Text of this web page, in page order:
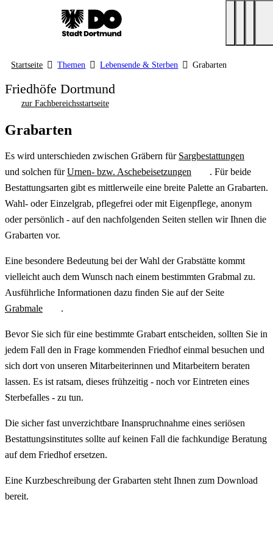
Startseite Themen Lebensende & Sterben Grabarten
Friedhöfe Dortmund
zur Fachbereichsstartseite
Grabarten
Es wird unterschieden zwischen Gräbern für Sargbestattungen
und solchen fürUrnen- bzw. Aschebeisetzungen
. Für beide
Bestattungsarten gibt es mittlerweile eine breite Palette an Grabarten.
Wahl- oder Einzelgrab, pflegefrei oder mit Eigenpflege, anonym
oder persönlich - auf den nachfolgenden Seiten stellen wir Ihnen die
Grabarten vor.
Eine besondere Bedeutung bei der Wahl der Grabstätte kommt
vielleicht auch dem Wunsch nach einem bestimmten Grabmal zu.
Ausführliche Informationen dazu finden Sie auf der Seite
Grabmale
.
Bevor Sie sich für eine bestimmte Grabart entscheiden, sollten Sie in
jedem Fall den in Frage kommenden Friedhof einmal besuchen und
sich dort von unseren Mitarbeiterinnen und Mitarbeitern beraten
lassen. Es ist ratsam, dieses frühzeitig - noch vor Eintreten eines
Sterbefalles - zu tun.
Die sicher fast unverzichtbare Inanspruchnahme eines seriösen
Bestattungsinstitutes sollte auf keinen Fall die fachkundige Beratung
auf dem Friedhof ersetzen.
Eine Kurzbeschreibung der Grabarten steht Ihnen zum Download
bereit.